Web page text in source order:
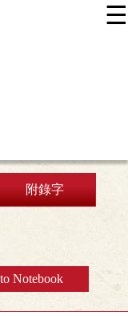
☰
附錄字
Notebook